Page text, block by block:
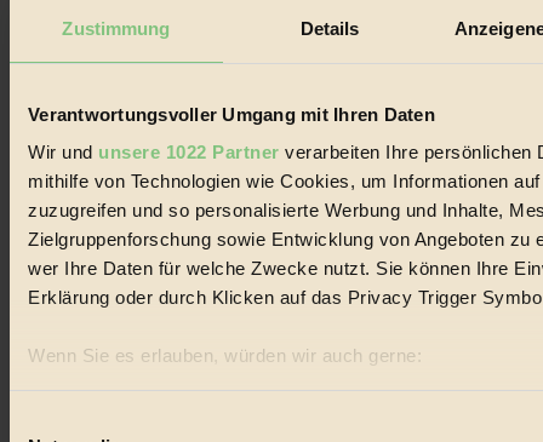
Zustimmung Details
Verantwortungsvoller Umgang mit Ihren Daten
Wir und unsere 1022 Partner verarbeiten Ihre persönlichen
mithilfe von Technologien wie Cookies, um Informationen
zuzugreifen und so personalisierte Werbung und Inhalte,
Zielgruppenforschung sowie Entwicklung von Angeboten zu
wer Ihre Daten für welche Zwecke nutzt. Sie können Ihre
Erklärung oder durch Klicken auf das Privacy Trigger
Wenn Sie es erlauben, würden wir auch gerne:
Informationen über Ihre geografische Lage erfassen,
Essen
Landwirtschaft
Design